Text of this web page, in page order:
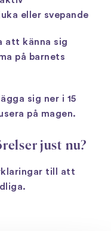
eller svepande
att känna sig
på barnets
sig ner i 15
på magen.
just nu?
till att